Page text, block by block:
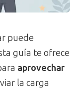
puede
guía te ofrece
aprovechar
la carga